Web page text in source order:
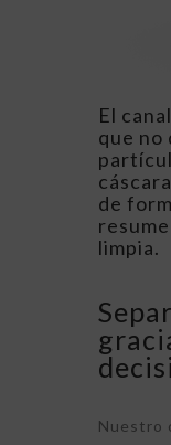
El
que no
de
limpia.
Nuestro